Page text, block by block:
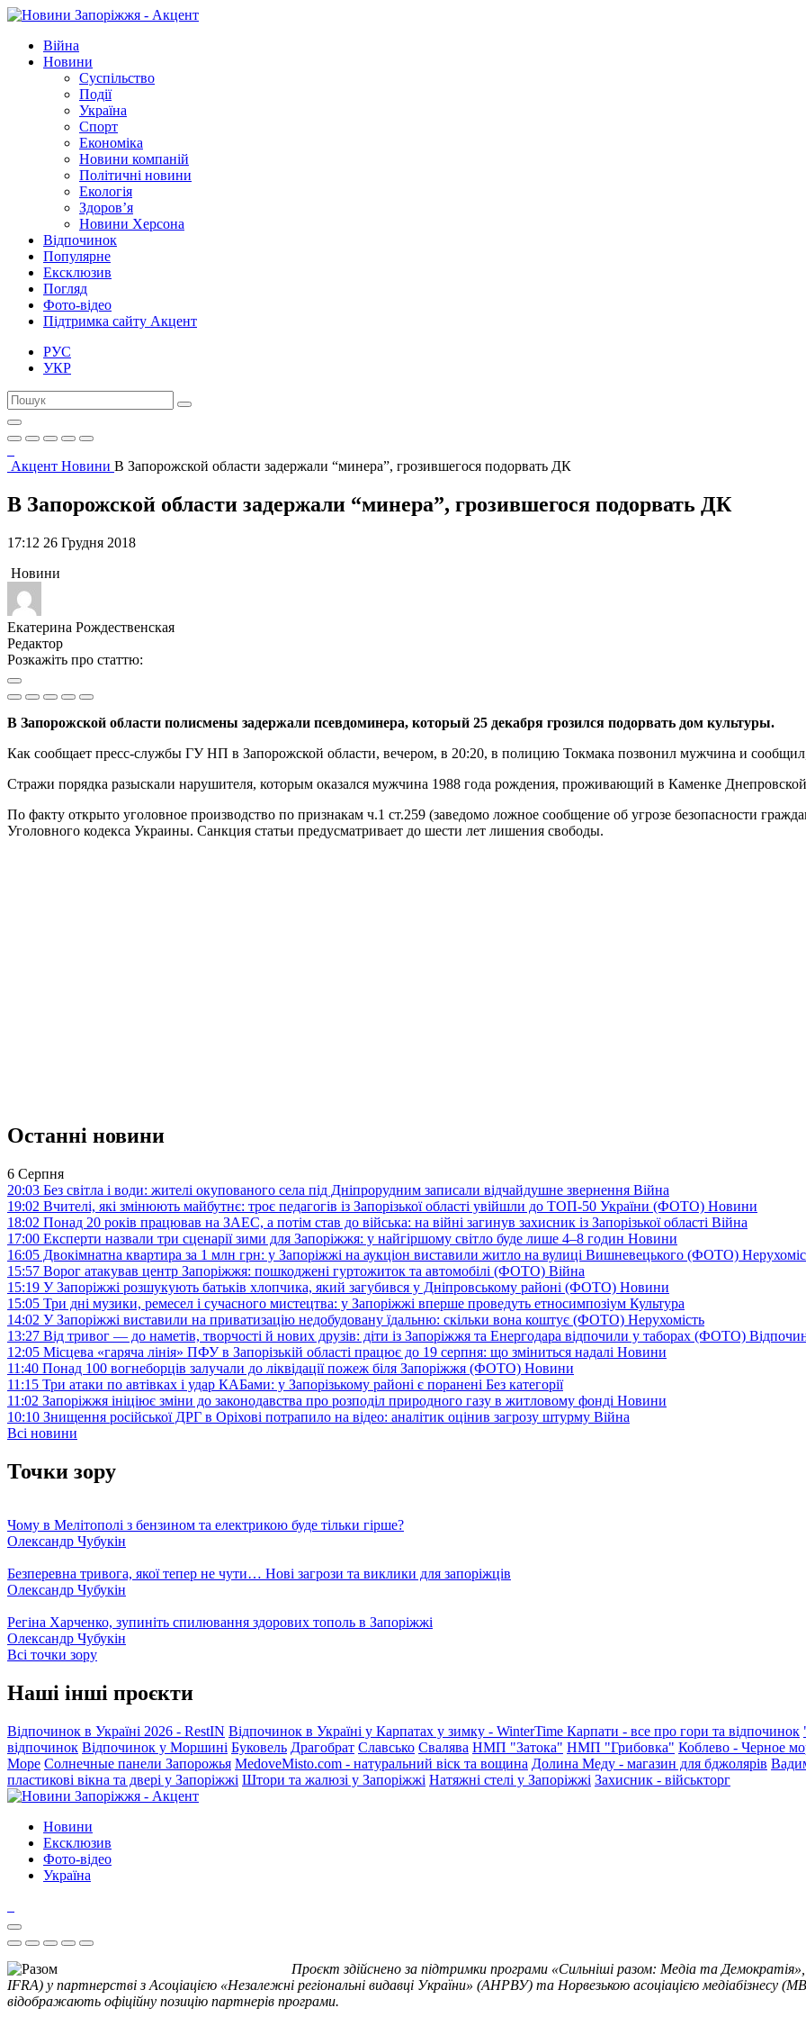
Війна
Новини
Суспільство
Події
Україна
Спорт
Економіка
Новини компаній
Політичні новини
Екологія
Здоров’я
Новини Херсона
Відпочинок
Популярне
Ексклюзив
Погляд
Фото-відео
Підтримка сайту Акцент
РУС
УКР
Акцент Новини В Запорожской области задержали “минера”, грозившегося подорвать ДК
В Запорожской области задержали “минера”, грозившегося подорвать ДК
17:12 26 Грудня 2018
Новини
Екатерина Рождественская
Редактор
Розкажіть про статтю:
В Запорожской области полисмены задержали псевдоминера, который 25 декабря грозился подорвать дом культуры.
Как сообщает пресс-службы ГУ НП в Запорожской области, вечером, в 20:20, в полицию Токмака позвонил мужчина и сообщил,
Стражи порядка разыскали нарушителя, которым оказался мужчина 1988 года рождения, проживающий в Каменке
По факту открыто уголовное производство по признакам ч.1 ст.259 (заведомо ложное сообщение об угрозе безопасности
Уголовного кодекса Украины. Санкция статьи предусматривает до шести лет лишения свободы.
Останні новини
6 Серпня
20:03 Без світла і води: жителі окупованого села під Дніпрорудним записали відчайдушне звернення Війна
19:02 Вчителі, які змінюють майбутнє: троє педагогів із Запорізької області увійшли до ТОП-50 України (ФОТО) Новини
18:02 Понад 20 років працював на ЗАЕС, а потім став до війська: на війні загинув захисник із Запорізької області Війна
17:00 Експерти назвали три сценарії зими для Запоріжжя: у найгіршому світло буде лише 4–8 годин Новини
16:05 Двокімнатна квартира за 1 млн грн: у Запоріжжі на аукціон виставили житло на вулиці Вишневецького (ФОТО)
15:57 Ворог атакував центр Запоріжжя: пошкоджені гуртожиток та автомобілі (ФОТО) Війна
15:19 У Запоріжжі розшукують батьків хлопчика, який загубився у Дніпровському районі (ФОТО) Новини
15:05 Три дні музики, ремесел і сучасного мистецтва: у Запоріжжі вперше проведуть етносимпозіум Культура
14:02 У Запоріжжі виставили на приватизацію недобудовану їдальню: скільки вона коштує (ФОТО) Нерухомість
13:27 Від тривог — до наметів, творчості й нових друзів: діти із Запоріжжя та Енергодара відпочили у таборах (ФОТО)
12:05 Місцева «гаряча лінія» ПФУ в Запорізькій області працює до 19 серпня: що зміниться надалі Новини
11:40 Понад 100 вогнеборців залучали до ліквідації пожеж біля Запоріжжя (ФОТО) Новини
11:15 Три атаки по автівках і удар КАБами: у Запорізькому районі є поранені Без категорії
11:02 Запоріжжя ініціює зміни до законодавства про розподіл природного газу в житловому фонді Новини
10:10 Знищення російської ДРГ в Оріхові потрапило на відео: аналітик оцінив загрозу штурму Війна
Всі новини
Точки зору
Чому в Мелітополі з бензином та електрикою буде тільки гірше?
Олександр Чубукін
Безперевна тривога, якої тепер не чути… Нові загрози та виклики для запоріжців
Олександр Чубукін
Регіна Харченко, зупиніть спилювання здорових тополь в Запоріжжі
Олександр Чубукін
Всі точки зору
Наші інші проєкти
Відпочинок в Україні 2026 - RestIN Відпочинок в Україні у Карпатах у зимку - WinterTime Карпати - все про гори та відпочинок
відпочинок Відпочинок у Моршині Буковель Драгобрат Славсько Свалява НМП "Затока" НМП "Грибовка" Коблево - Черное
Море Солнечные панели Запорожья MedoveMisto.com - натуральний віск та вощина Долина Меду - магазин для бджолярів
пластикові вікна та двері у Запоріжжі Штори та жалюзі у Запоріжжі Натяжні стелі у Запоріжжі Захисник - військторг
Новини
Ексклюзив
Фото-відео
Україна
Проєкт здійснено за підтримки програми «Сильніші разом: Медіа та
IFRA) у партнерстві з Асоціацією «Незалежні регіональні видавці України» (АНРВУ) та Норвезькою асоціацією медіабізнесу
відображають офіційну позицію партнерів програми.